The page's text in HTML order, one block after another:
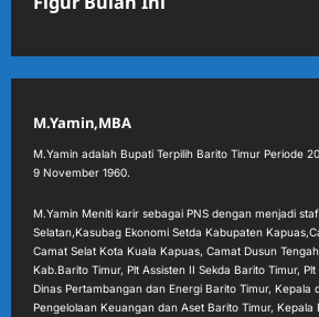
M.Yamin,MBA
M.Yamin adalah Bupati Terpilih Barito Timur Periode
9 November 1960.
M.Yamin Meniti karir sebagai PNS dengan menjadi
Selatan,Kasubag Ekonomi Setda Kabupaten
Camat Selat Kota Kuala Kapuas, Camat Dusun
Kab.Barito Timur, Plt Assisten II Sekda Barito Timur,
Dinas Pertambangan dan Energi Barito Timur, Kepala
Pengelolaan Keuangan dan Aset Barito Timur, Kepala